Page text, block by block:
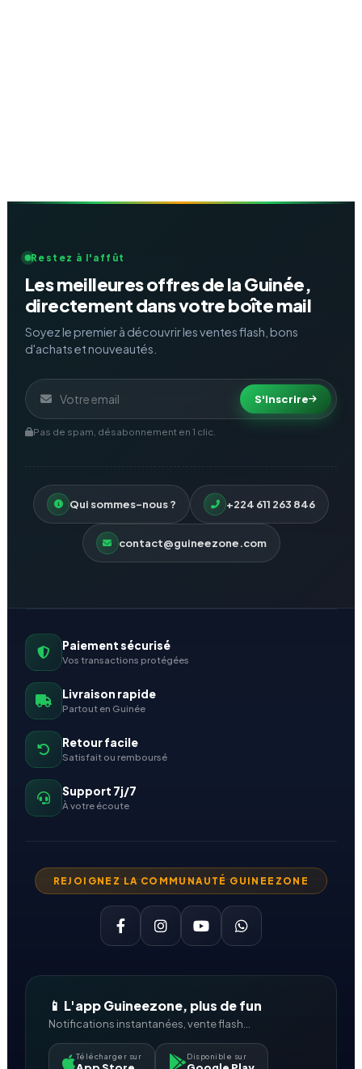
Restez à l'affût
Les meilleures offres de la Guinée,
directement dans votre boîte mail
Soyez le premier à découvrir les ventes flash, bons
d'achats et nouveautés.
S'inscrire
Pas de spam, désabonnement en 1 clic.
Qui sommes-nous ? +224 611 263 846
contact@guineezone.com
Paiement sécurisé
Vos transactions protégées
Livraison rapide
Partout en Guinée
Retour facile
Satisfait ou remboursé
Support 7j/7
À votre écoute
REJOIGNEZ LA COMMUNAUTÉ GUINEEZONE
📱 L'app Guineezone, plus de fun
Notifications instantanées, vente flash...
Télécharger sur Disponible sur